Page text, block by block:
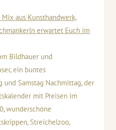
aus Kunsthandwerk,
erwartet Euch im
Bildhauer und
ein buntes
und Samstag Nachmittag, der
mit Preisen im
wunderschöne
Streichelzoo,